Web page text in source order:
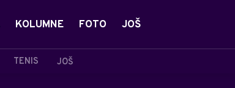
TENIS JOŠ
KOLUMNE FOTO JOŠ